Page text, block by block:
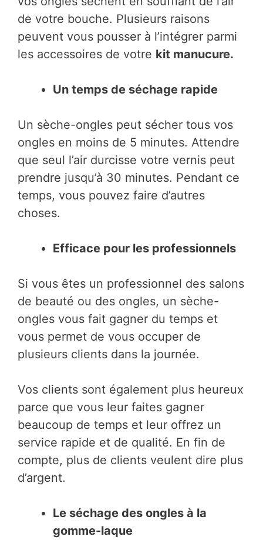
de votre bouche. Plusieurs raisons
peuvent vous pousser à l’intégrer parmi
les accessoires de votre kit manucure.
Un temps de séchage rapide
Un sèche-ongles peut sécher tous vos
ongles en moins de 5 minutes. Attendre
que seul l’air durcisse votre vernis peut
prendre jusqu’à 30 minutes. Pendant ce
temps, vous pouvez faire d’autres
choses.
Efficace pour les professionnels
Si vous êtes un professionnel des salons
de beauté ou des ongles, un sèche-
ongles vous fait gagner du temps et
vous permet de vous occuper de
plusieurs clients dans la journée.
Vos clients sont également plus heureux
parce que vous leur faites gagner
beaucoup de temps et leur offrez un
service rapide et de qualité. En fin de
compte, plus de clients veulent dire plus
d’argent.
Le séchage des ongles à la
gomme-laque